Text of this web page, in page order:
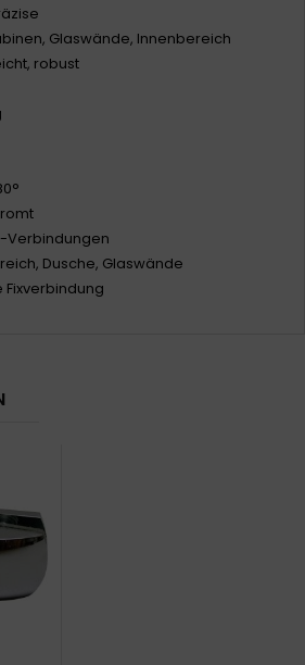
Glaswände, Innenbereich
robust
Verbindungen
Dusche, Glaswände
Fixverbindung